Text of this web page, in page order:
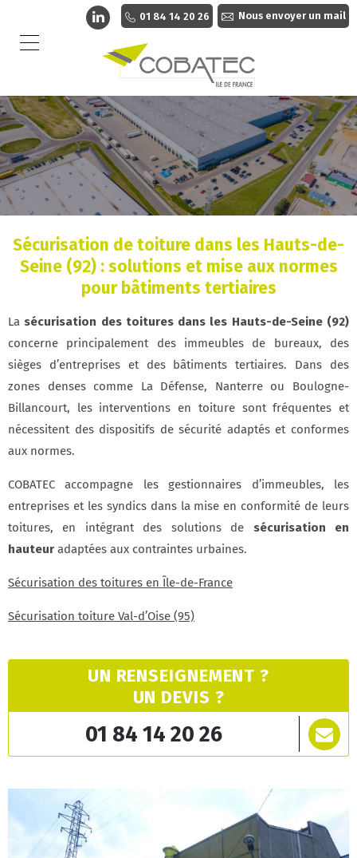
01 84 14 20 26 Nous envoyer un mail
Sécurisation de toiture dans les Hauts-de-
Seine (92) : solutions et mise aux normes
pour bâtiments tertiaires
La sécurisation des toitures dans les Hauts-de-Seine (92)
concerne principalement des immeubles de bureaux, des
sièges d’entreprises et des bâtiments tertiaires. Dans des
zones denses comme La Défense, Nanterre ou Boulogne-
Billancourt, les interventions en toiture sont fréquentes et
nécessitent des dispositifs de sécurité adaptés et conformes
aux normes.
COBATEC accompagne les gestionnaires d’immeubles, les
entreprises et les syndics dans la mise en conformité de leurs
toitures, en intégrant des solutions de sécurisation en
hauteur adaptées aux contraintes urbaines.
Sécurisation des toitures en Île-de-France
Sécurisation toiture Val-d’Oise (95)
UN RENSEIGNEMENT ?
UN DEVIS ?
01 84 14 20 26